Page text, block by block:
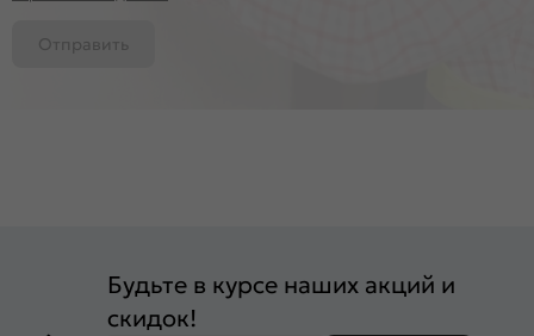
Отправить
Будьте в курсе наших акций и
скидок!